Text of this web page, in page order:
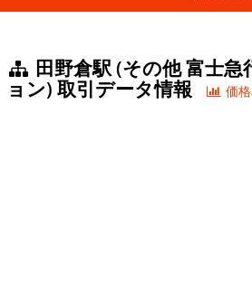
田野倉駅 (その他 富士急
ョン) 取引データ情報
価